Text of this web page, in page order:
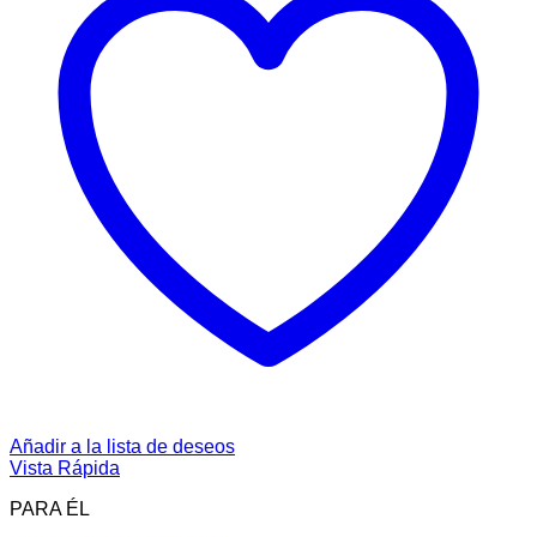
Añadir a la lista de deseos
Vista Rápida
PARA ÉL